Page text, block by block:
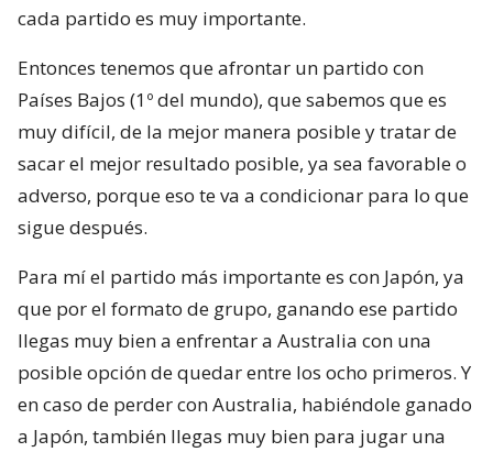
cada partido es muy importante.
Entonces tenemos que afrontar un partido con
Países Bajos (1º del mundo), que sabemos que es
muy difícil, de la mejor manera posible y tratar de
sacar el mejor resultado posible, ya sea favorable o
adverso, porque eso te va a condicionar para lo que
sigue después.
Para mí el partido más importante es con Japón, ya
que por el formato de grupo, ganando ese partido
llegas muy bien a enfrentar a Australia con una
posible opción de quedar entre los ocho primeros. Y
en caso de perder con Australia, habiéndole ganado
a Japón, también llegas muy bien para jugar una